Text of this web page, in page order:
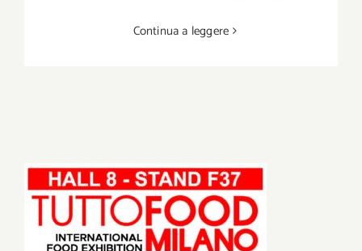
Continua a leggere